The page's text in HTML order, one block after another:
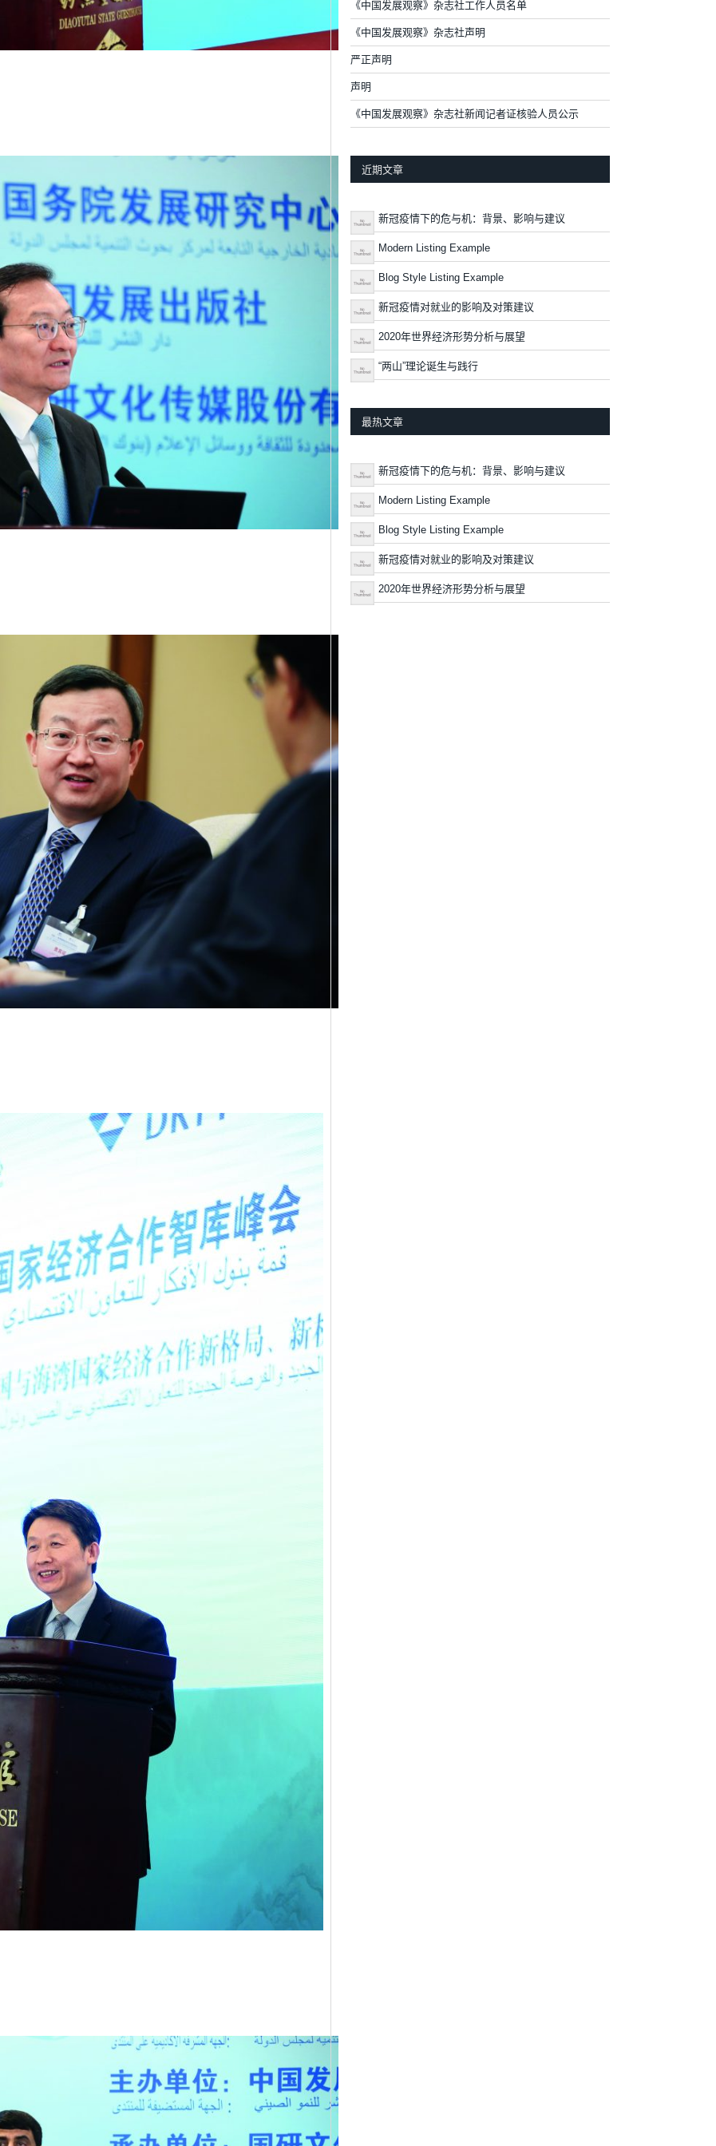
《中国发展观察》杂志社工作人员名单
《中国发展观察》杂志社声明
严正声明
声明
《中国发展观察》杂志社新闻记者证核验人员公示
近期文章
新冠疫情下的危与机：背景、影响与建议
Modern Listing Example
Blog Style Listing Example
新冠疫情对就业的影响及对策建议
2020年世界经济形势分析与展望
“两山”理论诞生与践行
最热文章
新冠疫情下的危与机：背景、影响与建议
Modern Listing Example
Blog Style Listing Example
新冠疫情对就业的影响及对策建议
2020年世界经济形势分析与展望